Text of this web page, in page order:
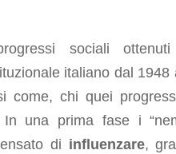
sociali ottenuti
italiano dal 1948
come, chi quei
una prima fase i
di influenzare,